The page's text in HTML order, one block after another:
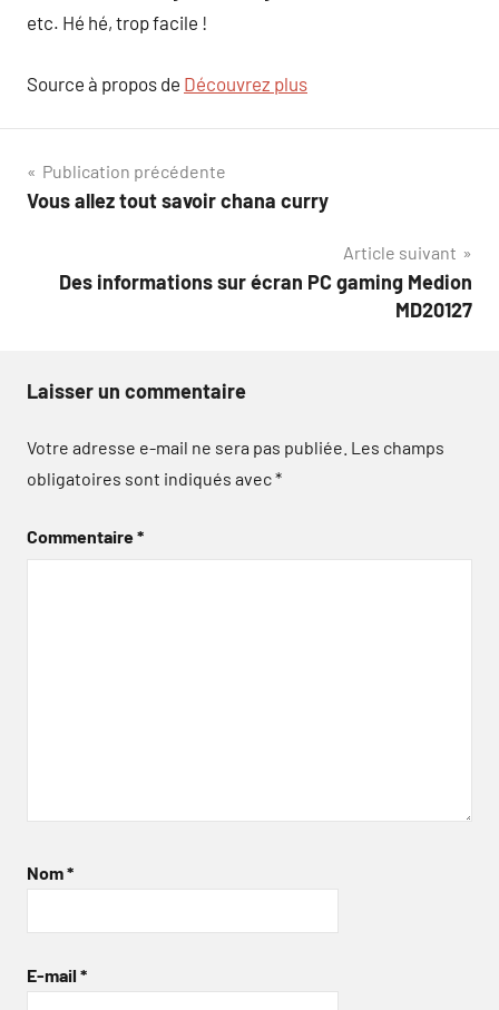
etc. Hé hé, trop facile !
Source à propos de Découvrez plus
Navigation
de
Publication précédente
Vous allez tout savoir chana curry
Article suivant
Des informations sur écran PC gaming Medion
MD20127
Laisser un commentaire
Votre adresse e-mail ne sera pas publiée. Les champs
obligatoires sont indiqués avec*
Commentaire*
Nom*
E-mail *